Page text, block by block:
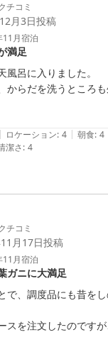
チコミ
月3日投稿
月宿泊
満足
呂に入りました。
からだを洗うところ
気持ち良かったので
。
きました。
| ロケーション: 4 | 朝食: 4
潔さ: 4
チコミ
月17日投稿
月宿泊
ガニに大満足
で、調度品にも昔を
スを注文したのです